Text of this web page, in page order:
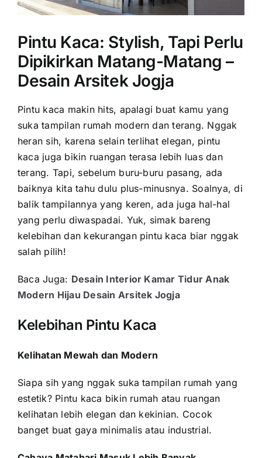
Pintu Kaca: Stylish, Tapi Perlu
Dipikirkan Matang-Matang –
Desain Arsitek Jogja
Pintu kaca makin hits, apalagi buat kamu yang
suka tampilan rumah modern dan terang. Nggak
heran sih, karena selain terlihat elegan, pintu
kaca juga bikin ruangan terasa lebih luas dan
terang. Tapi, sebelum buru-buru pasang, ada
baiknya kita tahu dulu plus-minusnya. Soalnya, di
balik tampilannya yang keren, ada juga hal-hal
yang perlu diwaspadai. Yuk, simak bareng
kelebihan dan kekurangan pintu kaca biar nggak
salah pilih!
Baca Juga: Desain Interior Kamar Tidur Anak
Modern Hijau Desain Arsitek Jogja
Kelebihan Pintu Kaca
Kelihatan Mewah dan Modern
Siapa sih yang nggak suka tampilan rumah yang
estetik? Pintu kaca bikin rumah atau ruangan
kelihatan lebih elegan dan kekinian. Cocok
banget buat gaya minimalis atau industrial.